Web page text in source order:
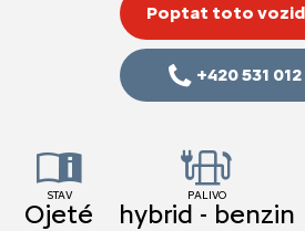
Poptat toto
+420 531 012
STAV
Ojeté
PALIVO
hybrid - benzin